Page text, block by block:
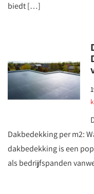
biedt […]
Dakbedekking per m2:
dakbedekking is een
als bedrijfspanden